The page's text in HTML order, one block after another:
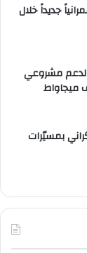
9586 أصلاً عمرانياً جديداً خلال
لدعم مشروعي
بمسيّرات